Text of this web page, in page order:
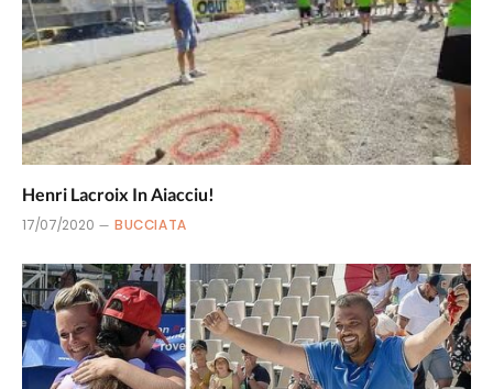
Henri Lacroix In Aiacciu!
17/07/2020 BUCCIATA